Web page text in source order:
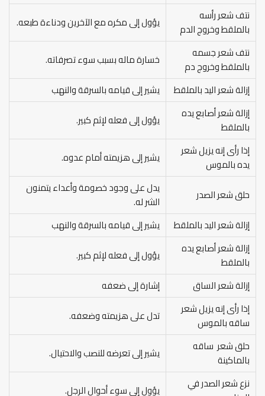
نتف شعر رأسه
بالملقط وخروج الدم
يؤول إلى مكره مع الآخرين ودناءة طبعه.
نتف شعر جسمه
بالملقط وخروج دم
خسارة ماله بسبب سوء تصرفاته.
إزالة شعر اليد بالملقط
يشير إلى قيامه بالسرقة والنهب
إزالة شعر أصابع يده
بالملقط
يؤول إلى فعله لإثم كبير.
إذا رأى إنه يزيل شعر
يده بالموس
يشير إلى هزيمته أمام عدوه.
حلق شعر الصدر
يدل على وجود خصومة وأعداء يتمنون
الشر له.
إزالة شعر اليد بالملقط
يشير إلى قيامه بالسرقة والنهب
إزالة شعر أصابع يده
بالملقط
يؤول إلى فعله لإثم كبير.
إزالة شعر الساق
إشارة إلى ضعفه
إذا رأى إنه يزيل شعر
ساقه بالموس
تدل على هزيمته وضعفه.
حلق شعر ساقه
بالماكينة
يشير إلى تعرضه للنصب والاحتيال.
نزع شعر الصدر في
يؤول إلى سوء أحوال الرجل.